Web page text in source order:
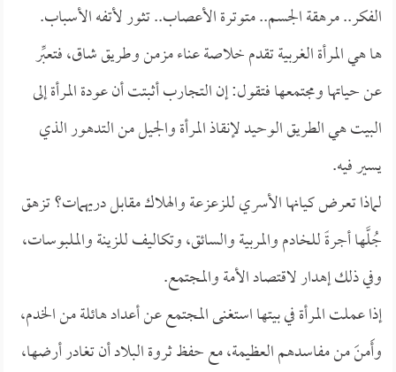
الفكر.. مرهقة الجسم.. متوترة الأعصاب.. تثور لأتفه الأسباب.
ها هي المرأة الغربية تقدم خلاصة عناء مزمن وطريق شاق، فتعبِّر
عن حياتها ومجتمعها فتقول: إن التجارب أثبتت أن عودة المرأة إلى
البيت هي الطريق الوحيد لإنقاذ المرأة والجيل من التدهور الذي
يسير فيه.
لماذا تعرض كيانها الأسري للزعزعة والهلاك مقابل دريهمات؟ تزهق
جُلَّها أجرةً للخادم والمربية والسائق، وتكاليف للزينة والملبوسات،
وفي ذلك إهدار لاقتصاد الأمة والمجتمع.
إذا عملت المرأة في بيتها استغنى المجتمع عن أعداد هائلة من الخدم،
وأَمنَ من مفاسدهم العظيمة، مع حفظ ثروة البلاد أن تغادر أرضها،